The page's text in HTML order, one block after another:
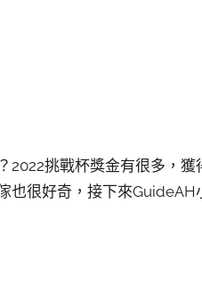
2022挑戰杯獎金有很多，
也很好奇，接下來